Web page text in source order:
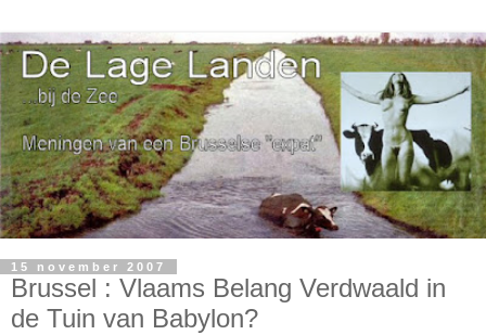
15 november 2007
Brussel : Vlaams Belang Verdwaald in
de Tuin van Babylon?